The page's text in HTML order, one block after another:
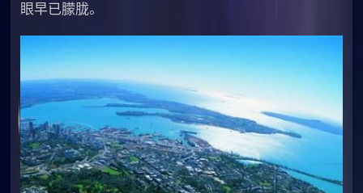
眼早已朦胧。